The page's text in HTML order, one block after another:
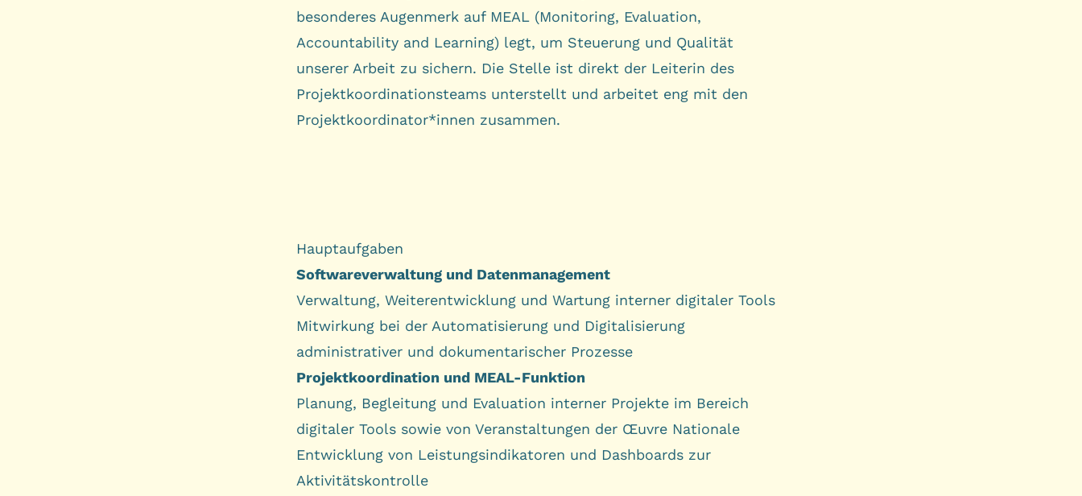
besonderes Augenmerk auf MEAL (Monitoring, Evaluation,
Accountability and Learning) legt, um Steuerung und Qualität
unserer Arbeit zu sichern. Die Stelle ist direkt der Leiterin des
Projektkoordinationsteams unterstellt und arbeitet eng mit den
Projektkoordinator*innen zusammen.
Hauptaufgaben
Softwareverwaltung und Datenmanagement
Verwaltung, Weiterentwicklung und Wartung interner digitaler Tools
Mitwirkung bei der Automatisierung und Digitalisierung
administrativer und dokumentarischer Prozesse
Projektkoordination und MEAL-Funktion
Planung, Begleitung und Evaluation interner Projekte im Bereich
digitaler Tools sowie von Veranstaltungen der Œuvre Nationale
Entwicklung von Leistungsindikatoren und Dashboards zur
Aktivitätskontrolle